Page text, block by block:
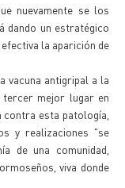
nuevamente se los
dando un estratégico
la aparición de
vacuna antigripal a la
mejor lugar en
esta patología,
y realizaciones "se
de una comunidad,
viva donde